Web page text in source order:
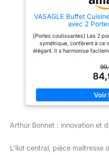
VASAGLE Buffet
avec 2
[Portes coulissantes] Les 2
symétrique, confèrent à ce
élégant. Il s’harmonise
décoration d'intérieure
de 6 compartiments. Les 3
sur 3 niveaux (vous pouvez
de différentes tailles. Le
affaires [Robuste et stable]
acier, cette commode est
assurent une bonne
objets, dans votre salon
montage de ce meuble de
Arthur Bonnet : innovation et
L’îlot central, pièce maîtresse